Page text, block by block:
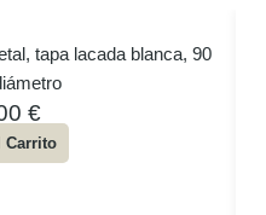
tapa lacada blanca, 90
€
Carrito